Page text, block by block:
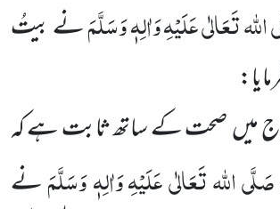
تَعَالٰی عَلَیْہِوَاٰلِہٖ وَسَلَّمَنے بیتُ
میں صحت کے ساتھ ثابت ہے کہ
صَلَّی اللہ تَعَالٰی عَلَیْہِوَاٰلِہٖ وَسَلَّمَنے